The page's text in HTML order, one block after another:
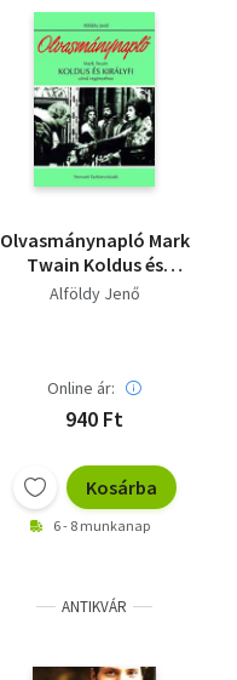
Olvasmánynapló Mark
Twain Koldus és
királyfi című
Alföldy Jenő
Online ár:
940 Ft
Kosárba
6 - 8 munkanap
ANTIKVÁR